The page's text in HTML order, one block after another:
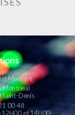
Musique
Montreuil
Denis
00 48
et 14H00-